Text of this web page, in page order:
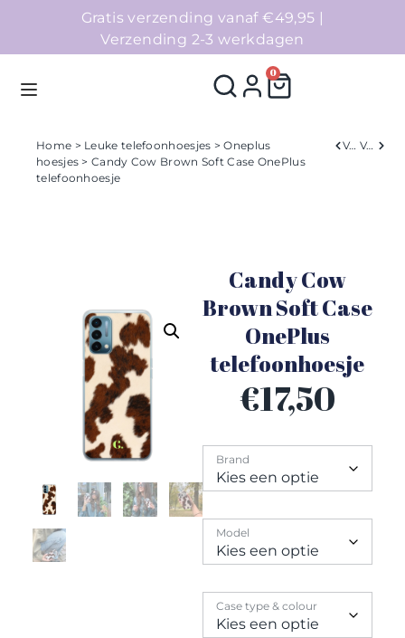
Gratis verzending vanaf €49,95 |
Verzending 2-3 werkdagen
0
Homepage
Collecties
Home > Leuke telefoonhoesjes >Oneplus
hoesjes > Candy Cow Brown Soft Case OnePlus
telefoonhoesje
Verleden Volgend
Candy Cow
Brown Soft Case
OnePlus
telefoonhoesje
€17,50
Brand
Model
Case type & colour